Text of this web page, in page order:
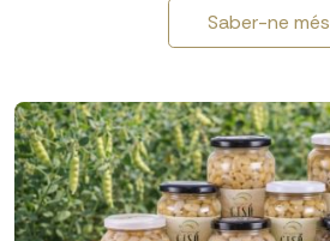
Saber-ne més